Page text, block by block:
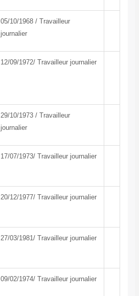
05/10/1968 / Travailleur
journalier
12/09/1972/ Travailleur journalier
29/10/1973 / Travailleur
journalier
17/07/1973/ Travailleur journalier
20/12/1977/ Travailleur journalier
27/03/1981/ Travailleur journalier
09/02/1974/ Travailleur journalier